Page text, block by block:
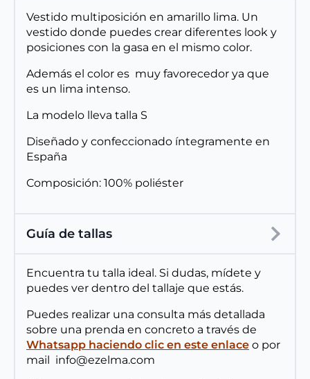
Vestido multiposición en amarillo lima. Un
vestido donde puedes crear diferentes look y
posiciones con la gasa en el mismo color.
Además el color es muy favorecedor ya que
es un lima intenso.
La modelo lleva talla S
Diseñado y confeccionado íntegramente en
España
Composición: 100% poliéster
Guía de tallas
Encuentra tu talla ideal. Si dudas, mídete y
puedes ver dentro del tallaje que estás.
Puedes realizar una consulta más detallada
sobre una prenda en concreto a través de
Whatsapp haciendo clic en este enlace o por
mail info@ezelma.com